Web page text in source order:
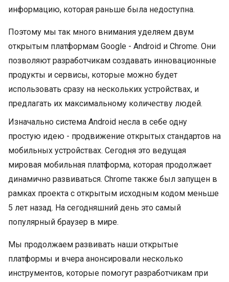
информацию, которая раньше была недоступна.
Поэтому мы так много внимания уделяем двум
открытым платформам Google - Android и Chrome. Они
позволяют разработчикам создавать инновационные
продукты и сервисы, которые можно будет
использовать сразу на нескольких устройствах, и
предлагать их максимальному количеству людей.
Изначально система Android несла в себе одну
простую идею - продвижение открытых стандартов на
мобильных устройствах. Сегодня это ведущая
мировая мобильная платформа, которая продолжает
динамично развиваться. Chrome также был запущен в
рамках проекта с открытым исходным кодом меньше
5 лет назад. На сегодняшний день это самый
популярный браузер в мире.
Мы продолжаем развивать наши открытые
платформы и вчера анонсировали несколько
инструментов, которые помогут разработчикам при